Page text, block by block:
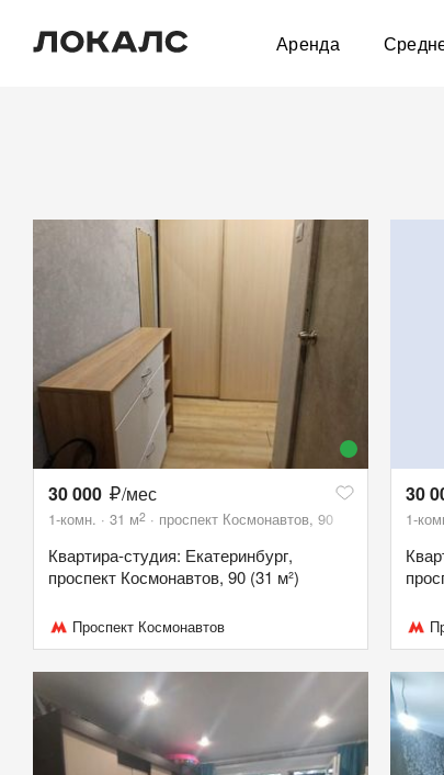
Аренда
30 000 /мес
1-комн. 31 м2 проспект Космонавтов, 90
Квартира-студия: Екатеринбург,
проспект Космонавтов, 90 (31 м²)
Проспект Космонавтов
30
1-